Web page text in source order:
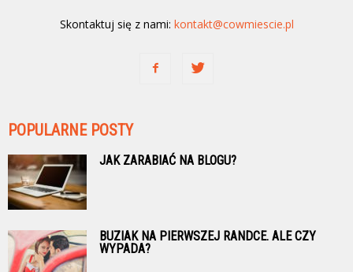
Skontaktuj się z nami: kontakt@cowmiescie.pl
POPULARNE POSTY
JAK ZARABIAĆ NA BLOGU?
BUZIAK NA PIERWSZEJ RANDCE. ALE CZY
WYPADA?